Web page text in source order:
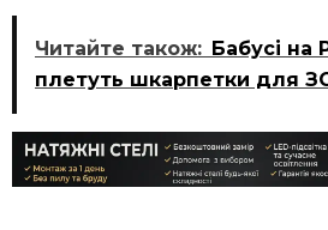
Читайте також: Бабусі на
плетуть шкарпетки для